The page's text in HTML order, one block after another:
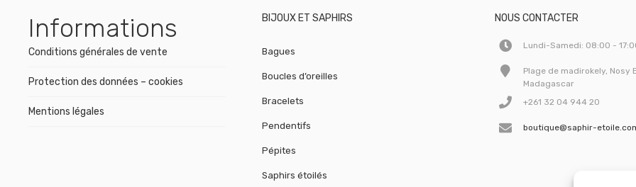
Informations
Conditions générales de vente
Protection des données – cookies
Mentions légales
BIJOUX ET SAPHIRS
Bagues
Boucles d’oreilles
Bracelets
Pendentifs
Pépites
Saphirs étoilés
NOUS CONTACTER
Lundi-Samedi: 08:00 -
Plage de madirokely, Nosy
Madagascar
+261 32 04 944 20
boutique@saphir-